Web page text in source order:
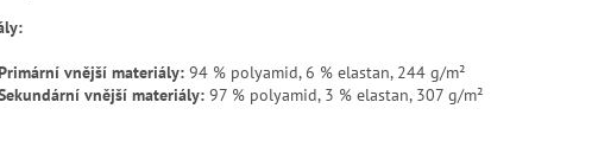
vnější materiály: 94 % polyamid, 6 % elastan, 244 g/m²
vnější materiály: 97 % polyamid, 3 % elastan, 307 g/m²